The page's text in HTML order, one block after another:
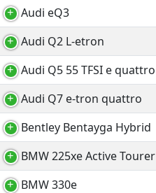
Audi eQ3
Audi Q2 L-etron
Audi Q5 55 TFSI e quattro
Audi Q7 e-tron quattro
Bentley Bentayga Hybrid
BMW 225xe Active Tourer
BMW 330e